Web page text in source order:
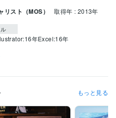
スト（MOS） 取得年 : 2013年
年Excel:16年
・WEB素材・トレース
ラストレーターのソフトが得意もっと見る